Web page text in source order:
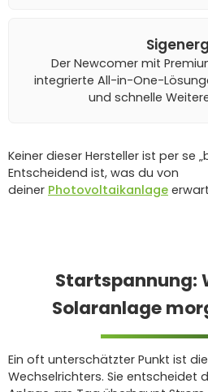
Der Newcomer mit
integrierte All-in-One-
und schnelle
Keiner dieser Hersteller ist per se
Entscheidend ist, was du von
deiner Photovoltaikanlage
Startspannung:
Solaranlage
Ein oft unterschätzter Punkt ist
Wechselrichters. Sie entscheidet